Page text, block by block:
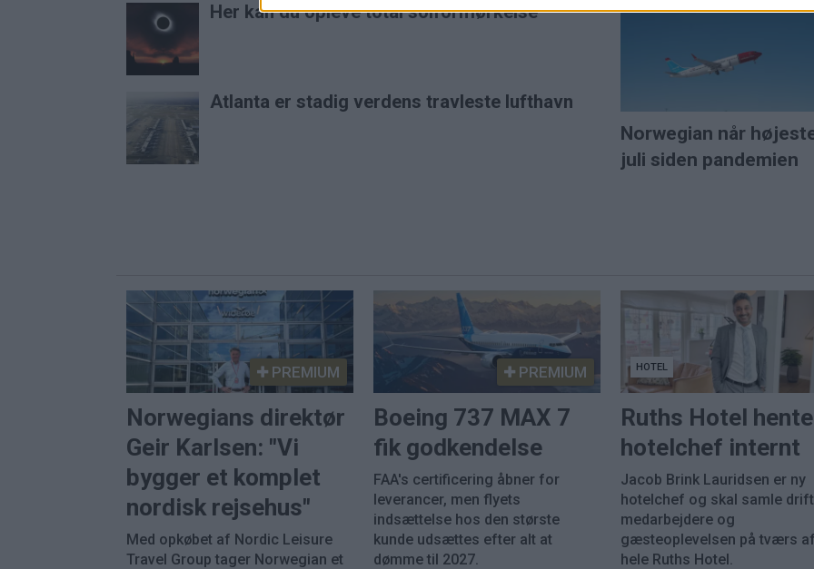
Her kan du opleve total solformørkelse
Atlanta er stadig verdens travleste lufthavn
Norwegian når
juli siden pandemien
PREMIUM
Norwegians direktør
Geir Karlsen: "Vi
bygger et komplet
nordisk rejsehus"
Med opkøbet af Nordic Leisure
Travel Group tager Norwegian et
PREMIUM
Boeing 737 MAX 7
fik godkendelse
FAA's certificering åbner for
leverancer, men flyets
indsættelse hos den største
kunde udsættes efter alt at
dømme til 2027.
HOTEL
Ruths Hotel
hotelchef internt
Jacob Brink Lauridsen er ny
hotelchef og skal samle
medarbejdere og
gæsteoplevelsen på tværs af
hele Ruths Hotel.